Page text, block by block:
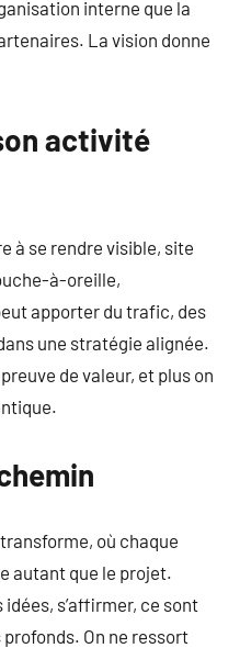
interne que la
La vision donne
activité
à se rendre visible, site
à-oreille,
apporter du trafic, des
une stratégie alignée.
de valeur, et plus on
où chaque
autant que le projet.
s’affirmer, ce sont
On ne ressort